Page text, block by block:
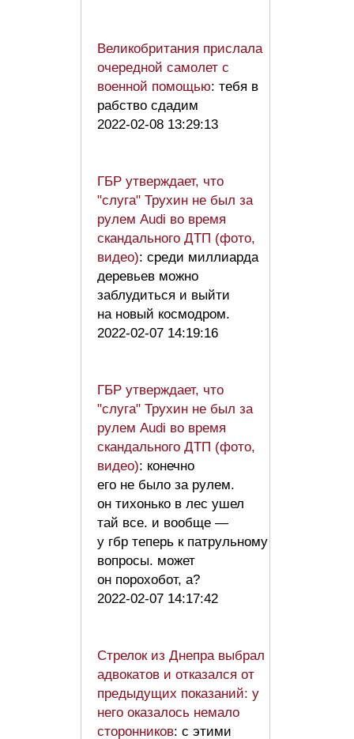
Великобритания прислала
очередной самолет с
военной помощью: тебя в
рабство сдадим
2022-02-08 13:29:13
ГБР утверждает, что
"слуга" Трухин не был за
рулем Audi во время
скандального ДТП (фото,
видео): среди миллиарда
деревьев можно
заблудиться и выйти
на новый космодром.
2022-02-07 14:19:16
ГБР утверждает, что
"слуга" Трухин не был за
рулем Audi во время
скандального ДТП (фото,
видео): конечно
его не было за рулем.
он тихонько в лес ушел
тай все. и вообще —
у гбр теперь к патрульному
вопросы. может
он порохобот, а?
2022-02-07 14:17:42
Стрелок из Днепра выбрал
адвокатов и отказался от
предыдущих показаний: у
него оказалось немало
сторонников: с этими